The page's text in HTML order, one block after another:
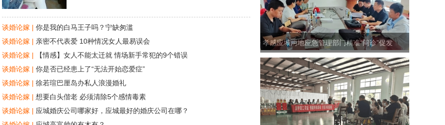
谈婚论嫁 | 你是我的白马王子吗？宁缺匆滥
谈婚论嫁 | 亲密不代表爱 10种情况女人最易误会
谈婚论嫁 |
【情感】女人不能太迁就 情场新手常犯的9个错误
谈婚论嫁 | 你是否已经患上了“无法开始恋爱症”
谈婚论嫁 | 徐若瑄巴厘岛办私人浪漫婚礼
谈婚论嫁 | 想要白头偕老 必须清除5个感情毒素
谈婚论嫁 | 应城婚庆公司哪家好，应城最好的婚庆公司在哪？
孝感应城两地应急管理部门精准“问诊”促发